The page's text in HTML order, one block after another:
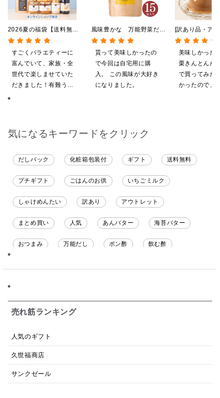
2026夏の福袋【送料無
料】【オンライン限定】
【ポイントキャンペーン実
施中】【のし・ラッピン
グ・化粧箱詰め不可】
すごくバラエティーに
富んでいて、家族・全
世代で楽しませていた
だきました！有難うご
[訳あり品・ア
[賞味期限2026
日]絹ごしなめ
んとんゼリー
限定】
美味しかった
栗きんとんが
で買ってみた
かったので、
風味豊かな 万能野菜だ
し 120g（8g×15包）
【だしパック】
貰って美味しかったの
で今回は自宅用に購
入。 この風味が大好き
になりました。
気になるキーワードをクリック
だしパック 化粧箱包装付 ギフト 送料無料
プチギフト ごはんのお供 いちごミルク
しゃけめんたい 訳あり アウトレット
まとめ買い 人気 あんバター 海苔バター
おつまみ 万能だし ポン酢 飲む酢
パスタソース 醤油
日本ワイン
売れ筋ランキング
人気のギフト
久世福商店
サンクゼール